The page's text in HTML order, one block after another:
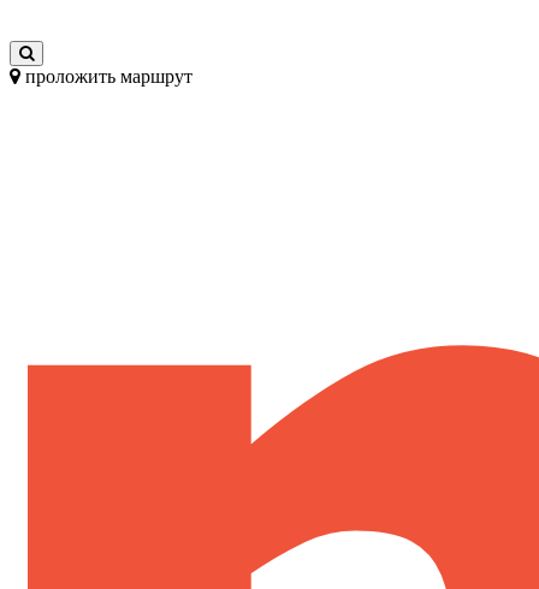
проложить маршрут